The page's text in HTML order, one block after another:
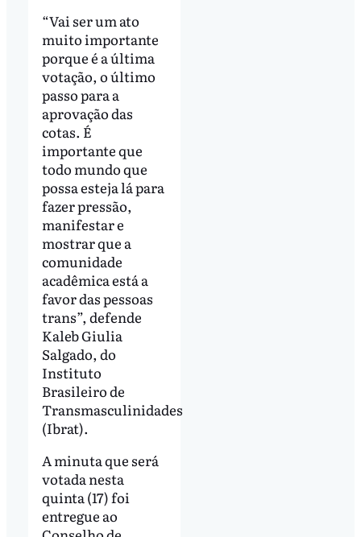
“Vai ser um ato
muito importante
porque é a última
votação, o último
passo para a
aprovação das
cotas. É
importante que
todo mundo que
possa esteja lá para
fazer pressão,
manifestar e
mostrar que a
comunidade
acadêmica está a
favor das pessoas
trans”, defende
Kaleb Giulia
Salgado, do
Instituto
Brasileiro de
Transmasculinidades
(Ibrat).
A minuta que será
votada nesta
quinta (17) foi
entregue ao